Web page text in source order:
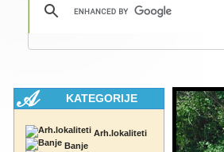
KATEGORIJE
Arh.lokaliteti
Banje